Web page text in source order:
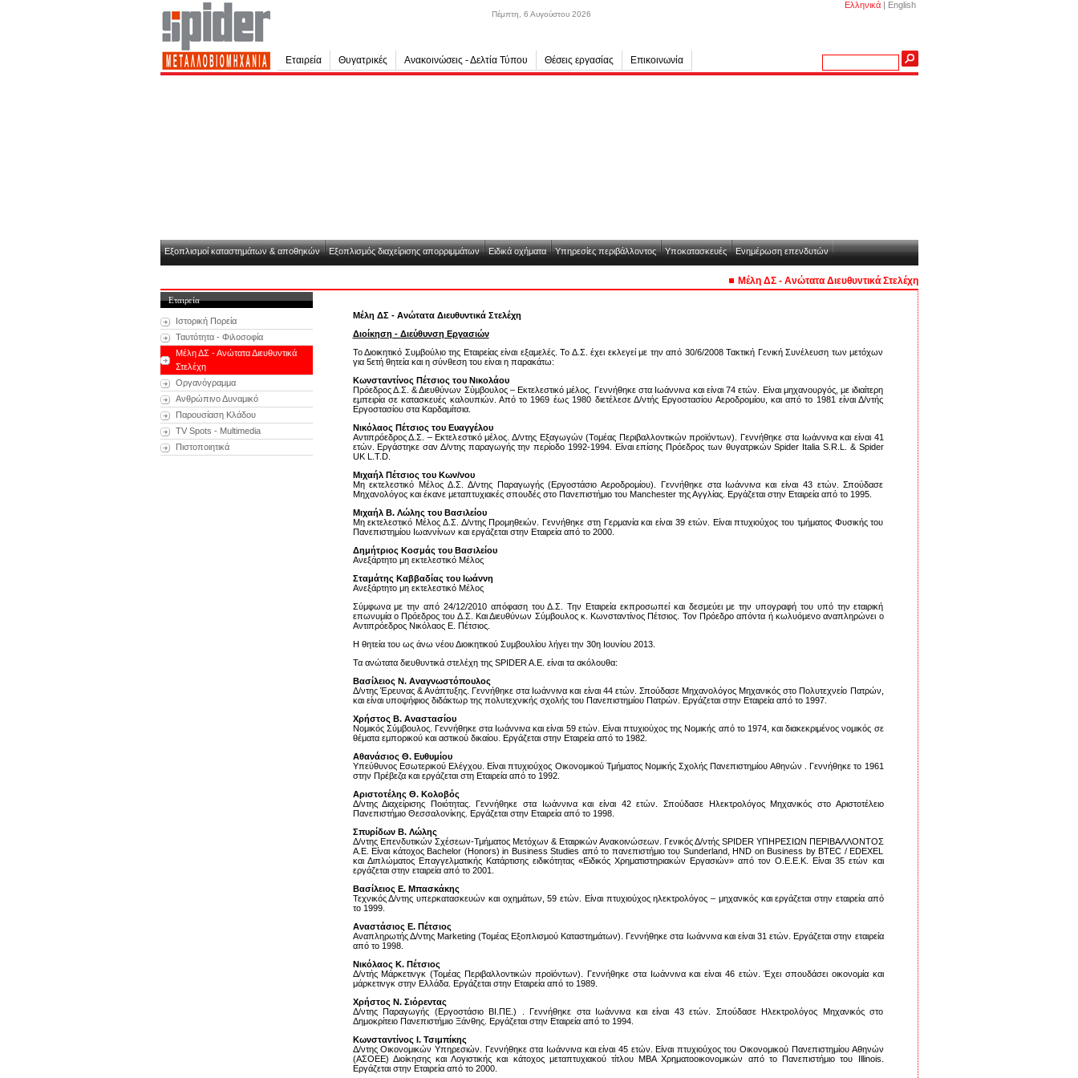
Πέμπτη, 6 Αυγούστου 2026
Εταιρεία Θυγατρικές Ανακοινώσεις - Δελτία Τύπου Θέσεις εργασίας Επικοινωνία
Ελληνικά | English
Εξοπλισμοί καταστημάτων & αποθηκών Εξοπλισμός διαχείρισης απορριμμάτων Ειδικά οχήματα Υπηρεσίες περιβάλλοντος Υποκατασκευές Ενημέρωση επενδυτών
Μέλη ΔΣ - Ανώτατα Διευθυντικά Στελέχη
Εταιρεία
Ιστορική Πορεία
Ταυτότητα - Φιλοσοφία
Μέλη ΔΣ - Ανώτατα Διευθυντικά
Στελέχη
Οργανόγραμμα
Ανθρώπινο Δυναμικό
Παρουσίαση Κλάδου
TV Spots - Multimedia
Πιστοποιητικά
Μέλη ΔΣ - Ανώτατα Διευθυντικά Στελέχη
Διοίκηση - Διεύθυνση Εργασιών
Το Διοικητικό Συμβούλιο της Εταιρείας είναι εξαμελές. Το Δ.Σ. έχει εκλεγεί με την από 30/6/2008 Τακτική Γενική Συνέλευση των μετόχων
για 5ετή θητεία και η σύνθεση του είναι η παρακάτω:
Κωνσταντίνος Πέτσιος του Νικολάου
Πρόεδρος Δ.Σ. & Διευθύνων Σύμβουλος – Εκτελεστικό μέλος. Γεννήθηκε στα Ιωάννινα και είναι 74 ετών. Είναι μηχανουργός, με ιδιαίτερη
εμπειρία σε κατασκευές καλουπιών. Από το 1969 έως 1980 διετέλεσε Δ/ντής Εργοστασίου Αεροδρομίου, και από το 1981 είναι Δ/ντής
Εργοστασίου στα Καρδαμίτσια.
Νικόλαος Πέτσιος του Ευαγγέλου
Αντιπρόεδρος Δ.Σ. – Εκτελεστικό μέλος. Δ/ντης Εξαγωγών (Τομέας Περιβαλλοντικών προϊόντων). Γεννήθηκε στα Ιωάννινα και είναι 41
ετών. Εργάστηκε σαν Δ/ντης παραγωγής την περίοδο 1992-1994. Είναι επίσης Πρόεδρος των θυγατρικών Spider Italia S.R.L. & Spider
UK L.T.D.
Μιχαήλ Πέτσιος του Κων/νου
Μη εκτελεστικό Μέλος Δ.Σ. Δ/ντης Παραγωγής (Εργοστάσιο Αεροδρομίου). Γεννήθηκε στα Ιωάννινα και είναι 43 ετών. Σπούδασε
Μηχανολόγος και έκανε μεταπτυχιακές σπουδές στο Πανεπιστήμιο του Manchester της Αγγλίας. Εργάζεται στην Εταιρεία από το 1995.
Μιχαήλ Β. Λώλης του Βασιλείου
Μη εκτελεστικό Μέλος Δ.Σ. Δ/ντης Προμηθειών. Γεννήθηκε στη Γερμανία και είναι 39 ετών. Είναι πτυχιούχος του τμήματος Φυσικής του
Πανεπιστημίου Ιωαννίνων και εργάζεται στην Εταιρεία από το 2000.
Δημήτριος Κοσμάς του Βασιλείου
Ανεξάρτητο μη εκτελεστικό Μέλος
Σταμάτης Καββαδίας του Ιωάννη
Ανεξάρτητο μη εκτελεστικό Μέλος
Σύμφωνα με την από 24/12/2010 απόφαση του Δ.Σ. Την Εταιρεία εκπροσωπεί και δεσμεύει με την υπογραφή του υπό την εταιρική
επωνυμία ο Πρόεδρος του Δ.Σ. Και Διευθύνων Σύμβουλος κ. Κωνσταντίνος Πέτσιος. Τον Πρόεδρο απόντα ή κωλυόμενο αναπληρώνει ο
Αντιπρόεδρος Νικόλαος Ε. Πέτσιος.
Η θητεία του ως άνω νέου Διοικητικού Συμβουλίου λήγει την 30η Ιουνίου 2013.
Τα ανώτατα διευθυντικά στελέχη της SPIDER A.E. είναι τα ακόλουθα:
Βασίλειος N. Αναγνωστόπουλος
Δ/ντης Έρευνας & Ανάπτυξης. Γεννήθηκε στα Ιωάννινα και είναι 44 ετών. Σπούδασε Μηχανολόγος Μηχανικός στο Πολυτεχνείο Πατρών,
και είναι υποψήφιος διδάκτωρ της πολυτεχνικής σχολής του Πανεπιστημίου Πατρών. Εργάζεται στην Εταιρεία από το 1997.
Χρήστος Β. Αναστασίου
Νομικός Σύμβουλος. Γεννήθηκε στα Ιωάννινα και είναι 59 ετών. Είναι πτυχιούχος της Νομικής από το 1974, και διακεκριμένος νομικός σε
θέματα εμπορικού και αστικού δικαίου. Εργάζεται στην Εταιρεία από το 1982.
Αθανάσιος Θ. Ευθυμίου
Υπεύθυνος Εσωτερικού Ελέγχου. Είναι πτυχιούχος Οικονομικού Τμήματος Νομικής Σχολής Πανεπιστημίου Αθηνών . Γεννήθηκε το 1961
στην Πρέβεζα και εργάζεται στη Εταιρεία από το 1992.
Αριστοτέλης Θ. Κολοβός
Δ/ντης Διαχείρισης Ποιότητας. Γεννήθηκε στα Ιωάννινα και είναι 42 ετών. Σπούδασε Ηλεκτρολόγος Μηχανικός στο Αριστοτέλειο
Πανεπιστήμιο Θεσσαλονίκης. Εργάζεται στην Εταιρεία από το 1998.
Σπυρίδων Β. Λώλης
Δ/ντης Επενδυτικών Σχέσεων-Τμήματος Μετόχων & Εταιρικών Ανακοινώσεων. Γενικός Δ/ντής SPIDER ΥΠΗΡΕΣΙΩΝ ΠΕΡΙΒΑΛΛΟΝΤΟΣ
Α.Ε. Είναι κάτοχος Bachelor (Honors) in Business Studies από το πανεπιστήμιο του Sunderland, ΗΝD on Business by BTEC / EDEXEL
και Διπλώματος Επαγγελματικής Κατάρτισης ειδικότητας «Ειδικός Χρηματιστηριακών Εργασιών» από τον Ο.Ε.Ε.Κ. Είναι 35 ετών και
εργάζεται στην εταιρεία από το 2001.
Βασίλειος Ε. Μπασκάκης
Τεχνικός Δ/ντης υπερκατασκευών και οχημάτων, 59 ετών. Είναι πτυχιούχος ηλεκτρολόγος – μηχανικός και εργάζεται στην εταιρεία από
το 1999.
Αναστάσιος Ε. Πέτσιος
Αναπληρωτής Δ/ντης Marketing (Τομέας Εξοπλισμού Καταστημάτων). Γεννήθηκε στα Ιωάννινα και είναι 31 ετών. Εργάζεται στην εταιρεία
από το 1998.
Νικόλαος Κ. Πέτσιος
Δ/ντής Μάρκετινγκ (Τομέας Περιβαλλοντικών προϊόντων). Γεννήθηκε στα Ιωάννινα και είναι 46 ετών. Έχει σπουδάσει οικονομία και
μάρκετινγκ στην Ελλάδα. Εργάζεται στην Εταιρεία από το 1989.
Χρήστος Ν. Σιόρεντας
Δ/ντης Παραγωγής (Εργοστάσιο ΒΙ.ΠΕ.) . Γεννήθηκε στα Ιωάννινα και είναι 43 ετών. Σπούδασε Ηλεκτρολόγος Μηχανικός στο
Δημοκρίτειο Πανεπιστήμιο Ξάνθης. Εργάζεται στην Εταιρεία από το 1994.
Κωνσταντίνος Ι. Τσιμπίκης
Δ/ντης Οικονομικών Υπηρεσιών. Γεννήθηκε στα Ιωάννινα και είναι 45 ετών. Είναι πτυχιούχος του Οικονομικού Πανεπιστημίου Αθηνών
(ΑΣΟΕΕ) Διοίκησης και Λογιστικής και κάτοχος μεταπτυχιακού τίτλου ΜΒΑ Χρηματοοικονομικών από το Πανεπιστήμιο του Illinois.
Εργάζεται στην Εταιρεία από το 2000.